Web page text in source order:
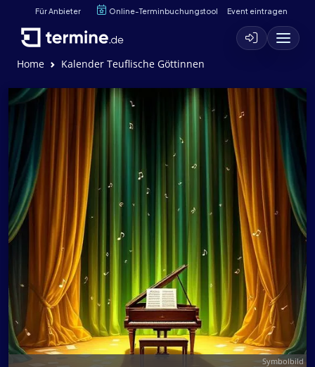
Für Anbieter Online-Terminbuchungstool Event eintragen
Home Kalender Teuflische Göttinnen
Symbolbild